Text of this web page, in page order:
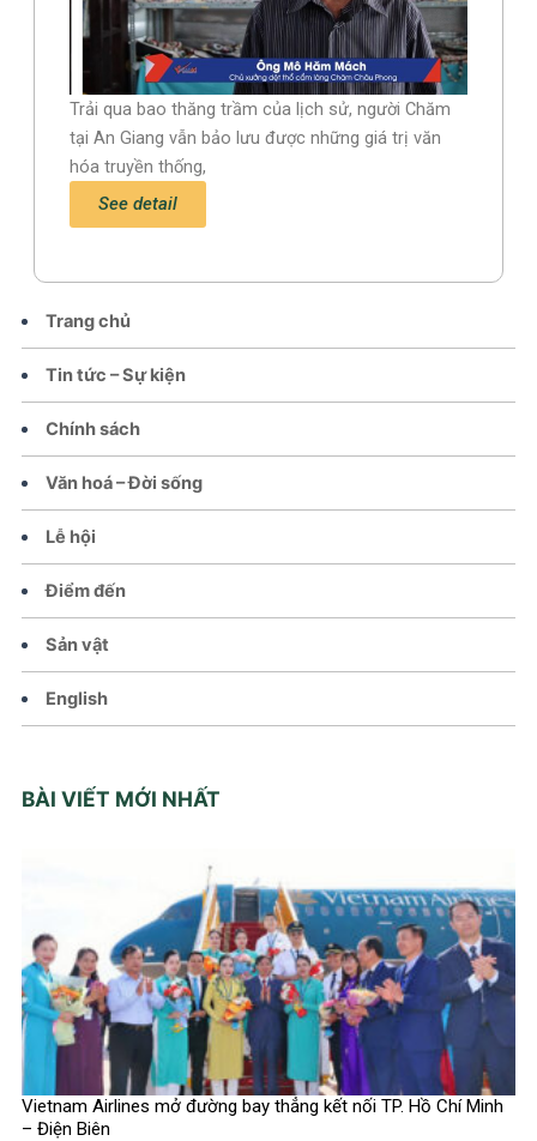
Trang chủ
Tin tức – Sự kiện
Chính sách
Văn hoá – Đời sống
Lễ hội
Điểm đến
Sản vật
English
BÀI VIẾT MỚI NHẤT
Vietnam Airlines mở đường bay thẳng kết nối TP. Hồ Chí Minh
– Điện Biên
Trải qua bao thăng trầm của lịch sử, người Chăm
tại An Giang vẫn bảo lưu được những giá trị văn
hóa truyền thống,
See detail